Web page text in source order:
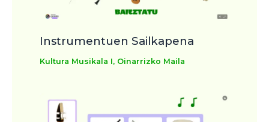
Instrumentuen Sailkapena
Kultura Musikala I, Oinarrizko Maila